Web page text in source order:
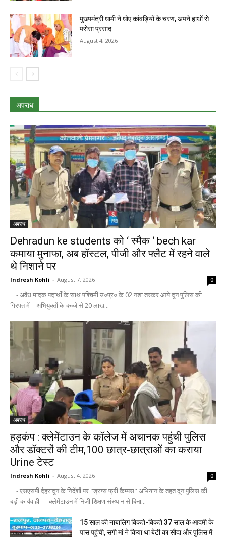
मुख्यमंत्री धामी ने धोए कांवड़ियों के चरण, अपने हाथों से
परोसा प्रसाद
August 4, 2026
अपराध
अपराध
Dehradun ke students को ‘ स्मैक ‘ bech kar
कमाया मुनाफा, अब हॉस्टल, पीजी और फ्लैट में रहने वाले
थे निशाने पर
Indresh Kohli - August 7, 2026 0
- अवैध मादक पदार्थों के साथ पश्चिमी उ०प्र० के 02 नशा तस्कर आये दून पुलिस की
गिरफ्त में - अभियुक्तों के कब्जे से 20 लाख...
अपराध
हड़कंप : क्लेमेंटाउन के कॉलेज में अचानक पहुंची पुलिस
और डॉक्टरों की टीम,100 छात्र-छात्राओं का कराया
Urine टेस्ट
Indresh Kohli - August 4, 2026 0
- एसएसपी देहरादून के निर्देशों पर "ड्रग्स फ्री कैम्पस" अभियान के तहत दून पुलिस की
बड़ी कार्यवाही - क्लेमेंटाउन में निजी शिक्षण संस्थान से बिना...
15 साल की नाबालिग बिकते-बिकते 37 साल के आदमी के
पास पहुंची, सगी मां ने किया था बेटी का सौदा और पुलिस में